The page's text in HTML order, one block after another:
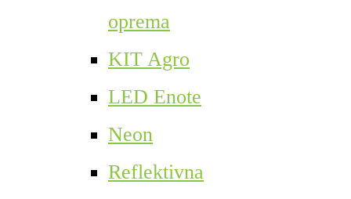
oprema
KIT Agro
LED Enote
Neon
Reflektivna